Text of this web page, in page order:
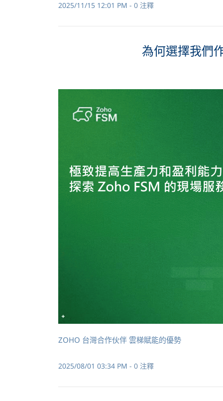
2025/11/15 12:01 PM - 0 注釋
為何選擇我們
ZOHO 台灣合作伙伴 雲梯賦能的優勢
2025/08/01 03:34 PM - 0 注釋